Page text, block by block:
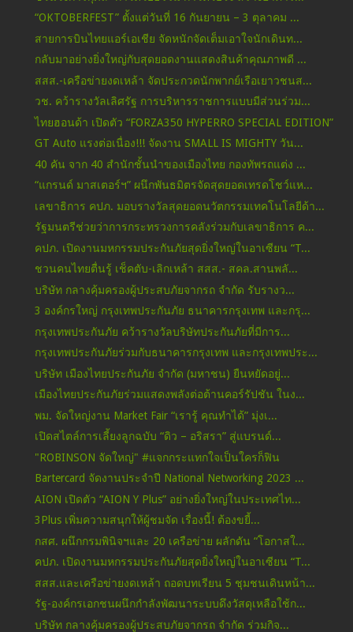
“OKTOBERFEST” ตั้งแต่วันที่ 16 กันยายน – 3 ตุลาคม ...
สายการบินไทยแอร์เอเชีย จัดหนักจัดเต็มเอาใจนักเดินท...
กลับมาอย่างยิ่งใหญ่กับสุดยอดงานแสดงสินค้าคุณภาพดี ...
สสส.-เครือข่ายงดเหล้า จัดประกวดนักพากย์เรือเยาวชนส...
วช. คว้ารางวัลเลิศรัฐ การบริหารราชการแบบมีส่วนร่วม...
ไทยฮอนด้า เปิดตัว “FORZA350 HYPERRO SPECIAL EDITION”
GT Auto แรงต่อเนื่อง!!! จัดงาน SMALL IS MIGHTY วัน...
40 คัน จาก 40 สำนักชั้นนำของเมืองไทย กองทัพรถแต่ง ...
“แกรนด์ มาสเตอร์ฯ” ผนึกพันธมิตรจัดสุดยอดเทรดโชว์แห...
เลขาธิการ คปภ. มอบรางวัลสุดยอดนวัตกรรมเทคโนโลยีด้า...
รัฐมนตรีช่วยว่าการกระทรวงการคลังร่วมกับเลขาธิการ ค...
คปภ. เปิดงานมหกรรมประกันภัยสุดยิ่งใหญ่ในอาเซียน “T...
ชวนคนไทยตื่นรู้ เช็คตับ-เลิกเหล้า สสส.- สคล.สานพลั...
บริษัท กลางคุ้มครองผู้ประสบภัยจากรถ จำกัด รับรางว...
3 องค์กรใหญ่ กรุงเทพประกันภัย ธนาคารกรุงเทพ และกรุ...
กรุงเทพประกันภัย คว้ารางวัลบริษัทประกันภัยที่มีการ...
กรุงเทพประกันภัยร่วมกับธนาคารกรุงเทพ และกรุงเทพประ...
บริษัท เมืองไทยประกันภัย จำกัด (มหาชน) ยืนหยัดอยู่...
เมืองไทยประกันภัยร่วมแสดงพลังต่อต้านคอร์รัปชัน ในง...
พม. จัดใหญ่งาน Market Fair “เรารู้ คุณทำได้” มุ่งเ...
เปิดสไตล์การเลี้ยงลูกฉบับ “ดิว – อริสรา” สู่แบรนด์...
"ROBINSON จัดใหญ่" #แจกกระแทกใจเป็นใครก็ฟิน
Bartercard จัดงานประจำปี National Networking 2023 ...
AION เปิดตัว “AION Y Plus” อย่างยิ่งใหญ่ในประเทศไท...
3Plus เพิ่มความสนุกให้ผู้ชมจัด เรื่องนี้! ต้องขยี้...
กสศ. ผนึกกรมพินิจฯและ 20 เครือข่าย ผลักดัน “โอกาสใ...
คปภ. เปิดงานมหกรรมประกันภัยสุดยิ่งใหญ่ในอาเซียน “T...
สสส.และเครือข่ายงดเหล้า ถอดบทเรียน 5 ชุมชนเดินหน้า...
รัฐ-องค์กรเอกชนผนึกกำลังพัฒนาระบบดึงวัสดุเหลือใช้ก...
บริษัท กลางคุ้มครองผู้ประสบภัยจากรถ จำกัด ร่วมกิจ...